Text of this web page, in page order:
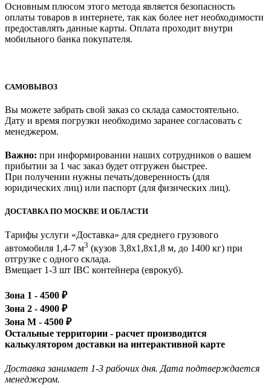
Основным плюсом этого метода является безопасность
оплаты товаров в интернете, так как более нет необходимости
предоставлять данные карты. Оплата проходит внутри
мобильного банка покупателя.
САМОВЫВОЗ
Вы можете забрать свой заказ со склада самостоятельно.
Дату и время погрузки необходимо заранее согласовать с
менеджером.
Важно: при информировании наших сотрудников о вашем
прибытии за 1 час заказ будет отгружен быстрее.
При получении нужны печать/доверенность (для
юридических лиц) или паспорт (для физических лиц).
ДОСТАВКА ПО МОСКВЕ И ОБЛАСТИ
Тарифы услуги «Доставка» для среднего грузового
автомобиля 1,4-7 м3 (кузов 3,8x1,8x1,8 м, до 1400 кг) при
отгрузке с одного склада.
Вмещает 1-3 шт IBC контейнера (еврокуб).
Зона 1 - 4500 ₽
Зона 2 - 4900 ₽
Зона М - 4500 ₽
Остальные территории - расчет производится
калькулятором доставки на интерактивной карте
Доставка занимает 1-3 рабочих дня. Дата подтверждается
менеджером.